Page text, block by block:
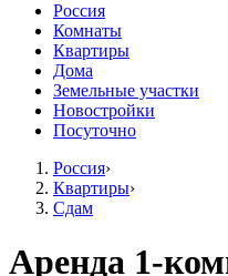
Россия
Комнаты
Квартиры
Дома
Земельные участки
Новостройки
Посуточно
Россия›
Квартиры›
Сдам
Аренда 1-